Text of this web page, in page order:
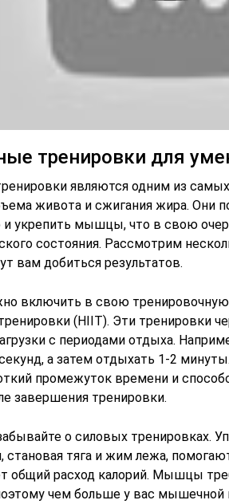
тренировки для
являются одним из
живота и сжигания жира. Они
и укрепить мышцы, что в свою
состояния. Рассмотрим
вам добиться результатов.
включить в свою
(HIIT). Эти тренировки
с периодами отдыха.
а затем отдыхать 1-2
промежуток времени и
завершения тренировки.
о силовых тренировках.
становая тяга и жим лежа,
общий расход калорий. Мышцы
чем больше у вас